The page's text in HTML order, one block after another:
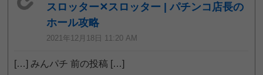
スロッター✕スロッター | パチンコ店長の
ホール攻略
2021年12月18日 11:20 AM
[…] みんパチ 前の投稿 […]